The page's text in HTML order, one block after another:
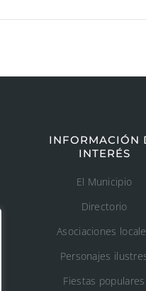
INFORMACIÓN
INTERÉS
El Municipio
Directorio
Asociaciones
Personajes
Fiestas populares